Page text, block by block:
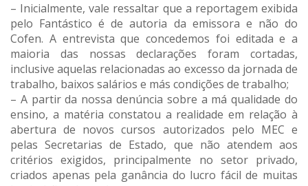
– Inicialmente, vale ressaltar que a reportagem exibida
pelo Fantástico é de autoria da emissora e não do
Cofen. A entrevista que concedemos foi editada e a
maioria das nossas declarações foram cortadas,
inclusive aquelas relacionadas ao excesso da jornada de
trabalho, baixos salários e más condições de trabalho;
– A partir da nossa denúncia sobre a má qualidade do
ensino, a matéria constatou a realidade em relação à
abertura de novos cursos autorizados pelo MEC e
pelas Secretarias de Estado, que não atendem aos
critérios exigidos, principalmente no setor privado,
criados apenas pela ganância do lucro fácil de muitas